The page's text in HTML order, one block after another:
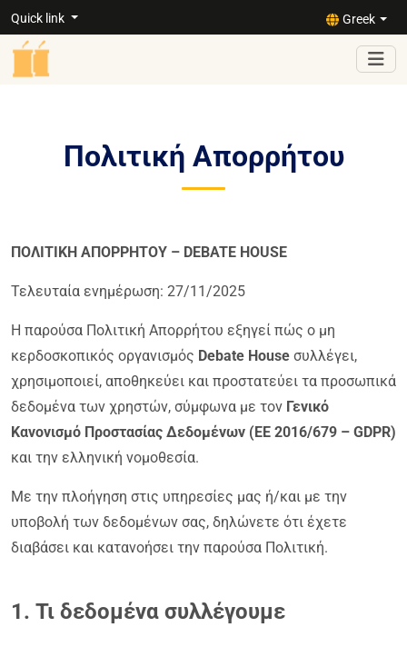
Quick link Greek
Πολιτική Απορρήτου
ΠΟΛΙΤΙΚΗ ΑΠΟΡΡΗΤΟΥ – DEBATE HOUSE
Τελευταία ενημέρωση: 27/11/2025
Η παρούσα Πολιτική Απορρήτου εξηγεί πώς ο μη
κερδοσκοπικός οργανισμός Debate House συλλέγει,
χρησιμοποιεί, αποθηκεύει και προστατεύει τα προσωπικά
δεδομένα των χρηστών, σύμφωνα με τον Γενικό
Κανονισμό Προστασίας Δεδομένων (ΕΕ 2016/679 – GDPR)
και την ελληνική νομοθεσία.
Με την πλοήγηση στις υπηρεσίες μας ή/και με την
υποβολή των δεδομένων σας, δηλώνετε ότι έχετε
διαβάσει και κατανοήσει την παρούσα Πολιτική.
1. Τι δεδομένα συλλέγουμε